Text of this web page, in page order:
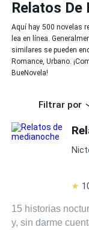
Relatos De
Aquí hay 500 novelas
lea en línea.
similares se pueden
Romance, Urbano.
BueNovela!
Filtrar por
15 historias
y, sin darme